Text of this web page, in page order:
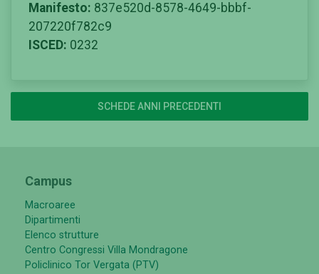
Manifesto: 837e520d-8578-4649-bbbf-
207220f782c9
ISCED: 0232
SCHEDE ANNI PRECEDENTI
Campus
Macroaree
Dipartimenti
Elenco strutture
Centro Congressi Villa Mondragone
Policlinico Tor Vergata (PTV)